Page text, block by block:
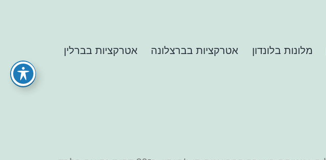
מלונות בלונדון אטרקציות בברצלונה אטרקציות בברלין